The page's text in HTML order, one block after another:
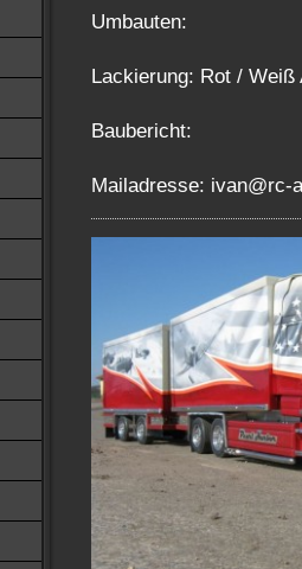
Umbauten:
Lackierung: Rot /
Baubericht:
Mailadresse: ivan@rc-